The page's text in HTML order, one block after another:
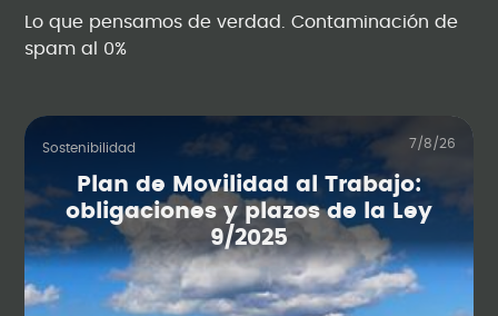
Lo que pensamos de verdad. Contaminación de
spam al 0%
Sostenibilidad 7/8/26
Plan de Movilidad al Trabajo:
obligaciones y plazos de la Ley
9/2025